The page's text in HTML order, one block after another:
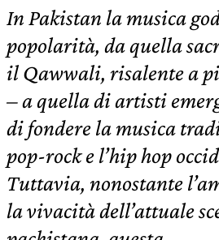
In Pakistan la musica
popolarità, da quella
il Qawwali, risalente a
– a quella di artisti
di fondere la musica
pop-rock e l’hip hop
Tuttavia, nonostante
la vivacità dell’attuale